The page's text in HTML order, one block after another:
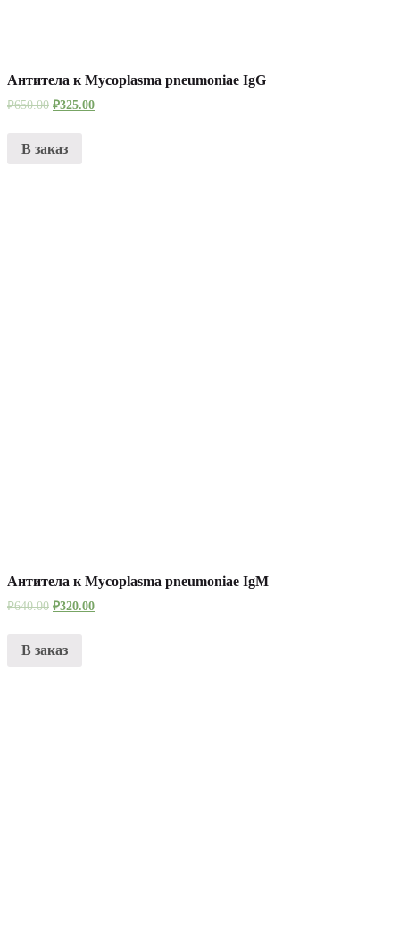
Антитела к Mycoplasma pneumoniae IgG
₽650.00 ₽325.00
В заказ
Антитела к Mycoplasma pneumoniae IgM
₽640.00 ₽320.00
В заказ